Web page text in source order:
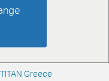
Greece